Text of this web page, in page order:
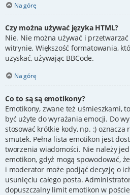
Na górę
Czy można używać języka HTML?
Nie. Nie można używać i
witrynie. Większość formatowania,
uzyskać, używając BBCode.
Na górę
Co to są są emotikony?
Emotikony, zwane też uśmieszkami,
być użyte do wyrażania emocji. Do
stosować krótkie kody, np. :) oznacza
smutek. Pełna lista emotikon jest
tworzenia wiadomości. Nie należy
emotikon, gdyż mogą spowodować,
i moderator może podjąć decyzję o
usunięciu całego posta.
dopuszczalny limit emotikon w